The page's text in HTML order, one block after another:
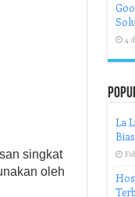
singkat
oleh
4
La